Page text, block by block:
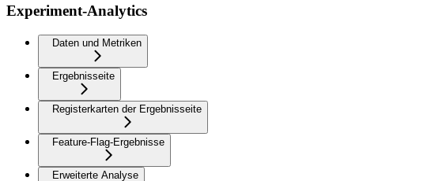
Experiment-Analytics
Daten und Metriken
Ergebnisseite
Registerkarten der Ergebnisseite
Feature-Flag-Ergebnisse
Erweiterte Analyse